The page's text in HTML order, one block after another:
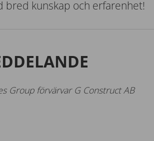
bred kunskap och erfarenhet!
Group förvärvar G Construct AB